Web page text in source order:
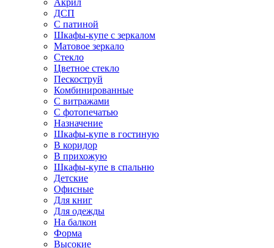
Акрил
ДСП
С патиной
Шкафы-купе с зеркалом
Матовое зеркало
Стекло
Цветное стекло
Пескоструй
Комбинированные
С витражами
С фотопечатью
Назначение
Шкафы-купе в гостиную
В коридор
В прихожую
Шкафы-купе в спальню
Детские
Офисные
Для книг
Для одежды
На балкон
Форма
Высокие